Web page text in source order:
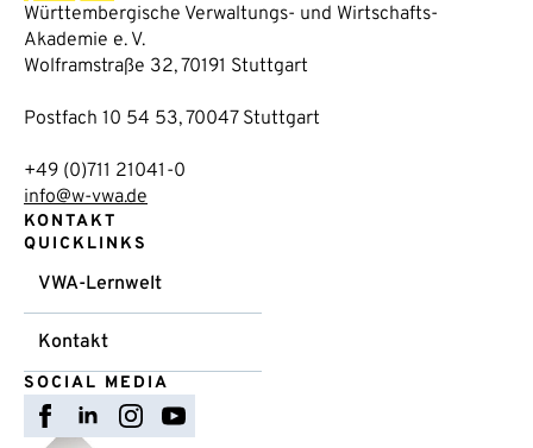
Württembergische Verwaltungs- und Wirtschafts-
Akademie e. V.
Wolframstraße 32, 70191 Stuttgart
Postfach 10 54 53, 70047 Stuttgart
+49 (0)711 21041-0
info@w-vwa.de
KONTAKT
QUICKLINKS
VWA-Lernwelt
Kontakt
SOCIAL MEDIA